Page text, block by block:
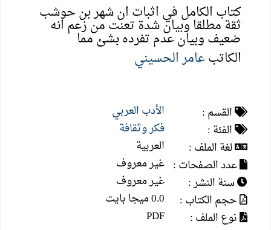
كتاب الكامل في اثبات ان شهر بن حوشب
ثقة مطلقا وبيان شدة تعنت من زعم انه
ضعيف وبيان عدم تفرده بشئ مما
الكاتبعامر الحسيني
القسم :
الأدب العربي
الفئة :
فكر وثقافة
لغة الملف :
العربية
عدد الصفحات : غير معروف
سنة النشر :
غير معروف
حجم الكتاب :
0.0 ميجا بايت
نوع الملف :
PDF